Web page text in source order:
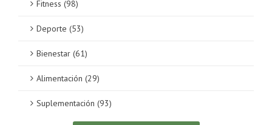
Fitness (98)
Deporte (53)
Bienestar (61)
Alimentación (29)
Suplementación (93)